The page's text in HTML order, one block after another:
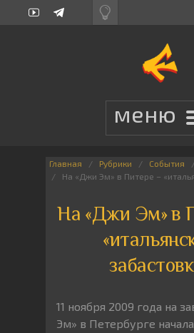
Главная Рубрики События
На «Джи Эм» в Питере –
На «Джи Эм» в
11 ноября 2009 года на
Эм» в Петербурге